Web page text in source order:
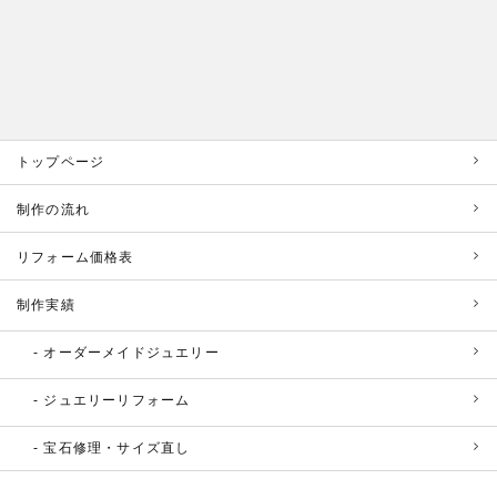
トップページ
制作の流れ
リフォーム価格表
制作実績
オーダーメイドジュエリー
ジュエリーリフォーム
宝石修理・サイズ直し